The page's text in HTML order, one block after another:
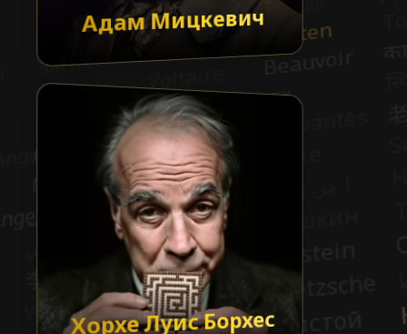
Адам Мицкевич
Хорхе Луис Борхес